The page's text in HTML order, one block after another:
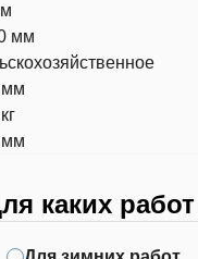
мм
мм
мм
каких